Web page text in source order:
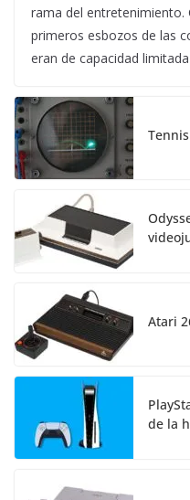
rama del entretenimiento.
primeros esbozos de las
eran de capacidad
Atari
de la